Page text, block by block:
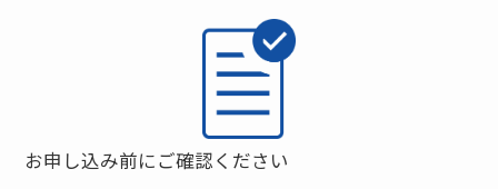
お申し込み前にご確認ください